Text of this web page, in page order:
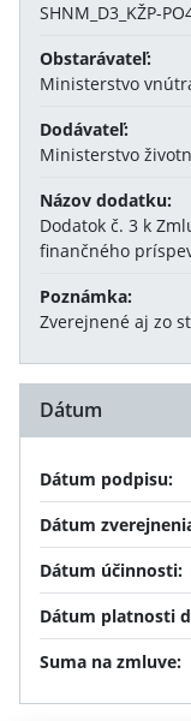
SHNM_D3_KŽP-
Obstarávateľ:
Ministerstvo
Dodávateľ:
Ministerstvo
Názov dodatku:
Dodatok č. 3 k
finančného
Poznámka:
Zverejnené aj zo
Dátum
Dátum podpisu:
Dátum
Dátum účinnosti:
Dátum platnosti
Suma na zmluve: